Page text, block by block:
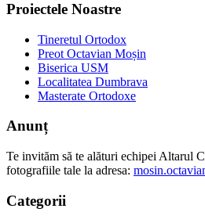
Proiectele Noastre
Tineretul Ortodox
Preot Octavian Moșin
Biserica USM
Localitatea Dumbrava
Masterate Ortodoxe
Anunț
Te invităm să te alături echipei Altarul
fotografiile tale la adresa:
Categorii